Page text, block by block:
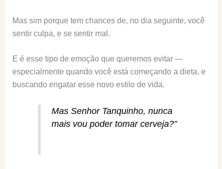
Mas sim porque tem chances de, no dia seguinte, você
sentir culpa, e se sentir mal.
E é esse tipo de emoção que queremos evitar —
especialmente quando você está começando a dieta, e
buscando engatar esse novo estilo de vida.
Mas Senhor Tanquinho, nunca
mais vou poder tomar cerveja?”